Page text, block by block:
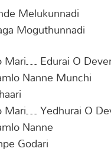
Melukunnadi
Moguthunnadi
Mari… Edurai O
Nanne Munchi
Mari… Yedhurai O
Nanne
Godari